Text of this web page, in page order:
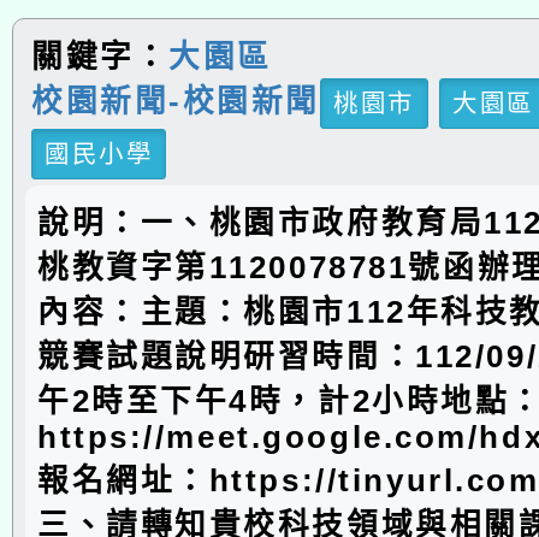
關鍵字： 大園區
校園新聞-校園新聞
桃園市
大園區
國民小學
說明：一、桃園市政府教育局
桃教資字第1120078781號函辦
內容：主題：桃園市112年科技
競賽試題說明研習時間：112/
午2時至下午4時，計2小時地點
https://meet.google.com/
報名網址：https://
三、請轉知貴校科技領域與相關